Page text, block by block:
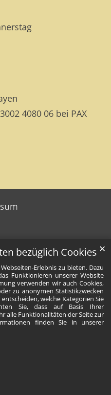
bezüglich Cookies
Erlebnis zu bieten. Dazu
Funktionieren unserer Website
verwenden wir auch Cookies,
zu anonymen Statistikzwecken
welche Kategorien Sie
Sie, dass auf Basis Ihrer
alle Funktionalitäten der Seite zur
finden Sie in unserer
✕
4080 06 bei PAX